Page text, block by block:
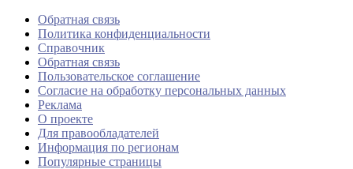
Обратная связь
Политика конфиденциальности
Справочник
Обратная связь
Пользовательское соглашение
Согласие на обработку персональных данных
Реклама
О проекте
Для правообладателей
Информация по регионам
Популярные страницы